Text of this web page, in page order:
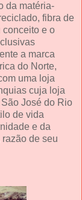
da matéria-
fibra de
conceito e o
a marca
do Norte,
uma loja
cuja loja
José do Rio
de vida
e da
de seu